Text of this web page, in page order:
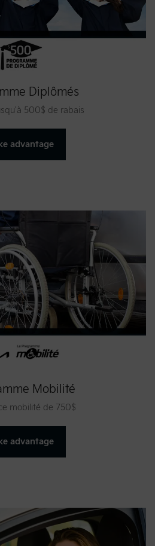
Diplômés
500$ de rabais
advantage
Mobilité
mobilité de 750$
advantage